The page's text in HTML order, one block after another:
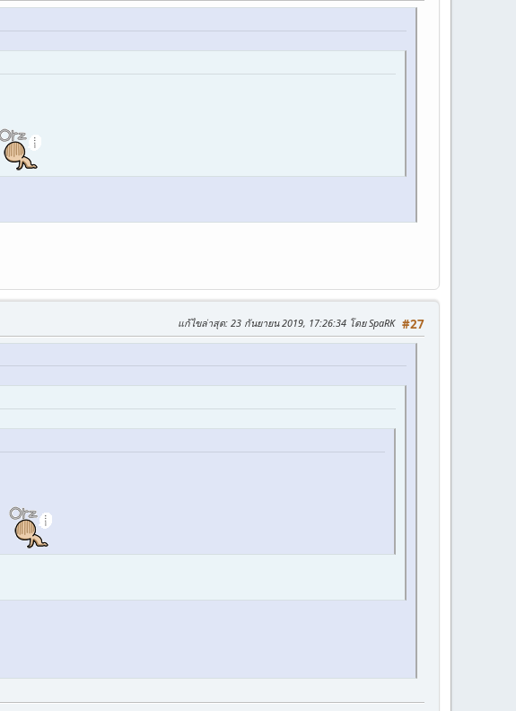
#27
แก้ไขล่าสุด: 23 กันยายน 2019, 17:26:34 โดย SpaRK